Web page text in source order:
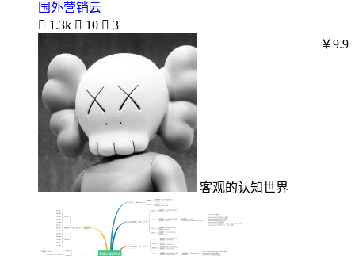
国外营销云
 1.3k  10  3
客观的认知世界
￥9.9